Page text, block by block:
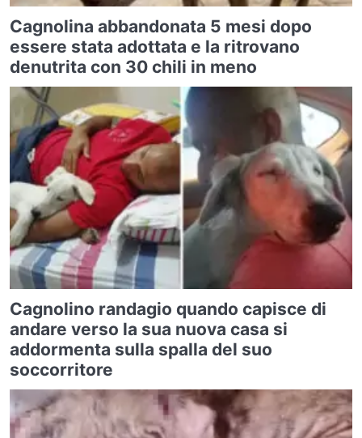
Cagnolina abbandonata 5 mesi dopo
essere stata adottata e la ritrovano
denutrita con 30 chili in meno
Cagnolino randagio quando capisce di
andare verso la sua nuova casa si
addormenta sulla spalla del suo
soccorritore